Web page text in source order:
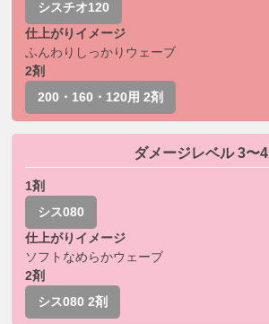
シスチオ120
仕上がりイメージ
ふんわりしっかりウェーブ
2剤
200・160・120用 2剤
ダメージレベル 3〜4
1剤
シス080
仕上がりイメージ
ソフトなめらかウェーブ
2剤
シス080 2剤